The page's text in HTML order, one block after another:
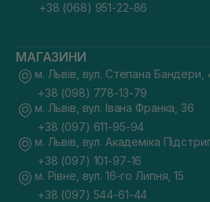
+38 (068) 951-22-86
МАГАЗИНИ
м. Львів, вул. Степана Бандери,
+38 (098) 778-13-79
м. Львів, вул. Івана Франка, 36
+38 (097) 611-95-94
м. Львів, вул. Академіка
+38 (097) 101-97-16
м. Рівне, вул. 16-го Липня, 15
+38 (097) 544-61-44